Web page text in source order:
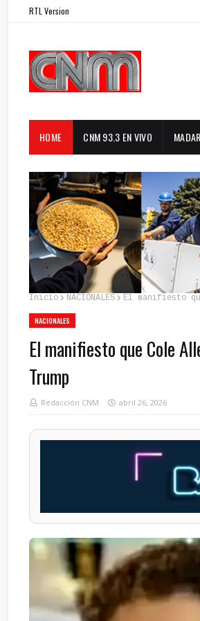
RTL Version
HOME CNM 93.3 EN VIVO
Inicio NACIONALES El manifiesto
NACIONALES
El manifiesto que Cole
Trump
Redacción CNM abril 26, 2026